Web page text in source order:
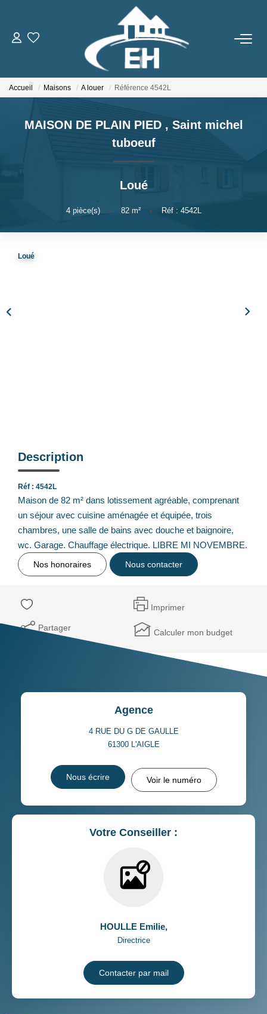
ACHETER
LOUER
Nos Biens
Gestion Locative
ESTIMER
Accueil Maisons A louer Référence 4542L
MAISON DE PLAIN PIED , Saint michel
tuboeuf
Loué
4pièce(s) • 82m² • Réf : 4542L
Loué
Description
Réf : 4542L
Maison de 82 m² dans lotissement agréable, comprenant
un séjour avec cuisine aménagée et équipée, trois
chambres, une salle de bains avec douche et baignoire,
wc. Garage. Chauffage électrique. LIBRE MI NOVEMBRE.
Nos honoraires Nous contacter
Imprimer
Partager Calculer mon budget
Agence
4 RUE DU G DE GAULLE
61300 L'AIGLE
Nous écrire Voir le numéro
Votre Conseiller :
HOULLE Emilie,
Directrice
Contacter par mail